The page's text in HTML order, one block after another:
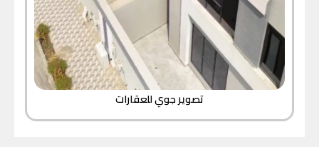
تصوير جوي للعقارات